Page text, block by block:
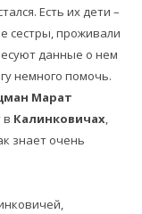
Есть их дети –
сестры, проживали
данные о нем
немного помочь.
Марат
в Калинковичах,
знает очень